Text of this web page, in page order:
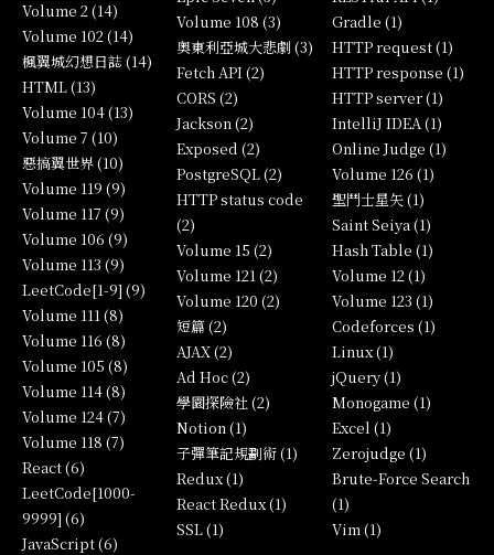
Volume 2 (14)
Volume 102 (14)
楓翼城幻想日誌 (14)
HTML (13)
Volume 104 (13)
Volume 7 (10)
惡搞翼世界 (10)
Volume 119 (9)
Volume 117 (9)
Volume 106 (9)
Volume 113 (9)
LeetCode[1-9] (9)
Volume 111 (8)
Volume 116 (8)
Volume 105 (8)
Volume 114 (8)
Volume 124 (7)
Volume 118 (7)
React (6)
LeetCode[1000-
9999] (6)
JavaScript (6)
Volume 108 (3)
奧東利亞城大悲劇 (3)
Fetch API (2)
CORS (2)
Jackson (2)
Exposed (2)
PostgreSQL (2)
HTTP status code
(2)
Volume 15 (2)
Volume 121 (2)
Volume 120 (2)
短篇 (2)
AJAX (2)
Ad Hoc (2)
學園探險社 (2)
Notion (1)
子彈筆記規劃術 (1)
Redux (1)
React Redux (1)
SSL (1)
Gradle (1)
HTTP request (1)
HTTP response (1)
HTTP server (1)
IntelliJ IDEA (1)
Online Judge (1)
Volume 126 (1)
聖鬥士星矢 (1)
Saint Seiya (1)
Hash Table (1)
Volume 12 (1)
Volume 123 (1)
Codeforces (1)
Linux (1)
jQuery (1)
Monogame (1)
Excel (1)
Zerojudge (1)
Brute-Force Search
(1)
Vim (1)